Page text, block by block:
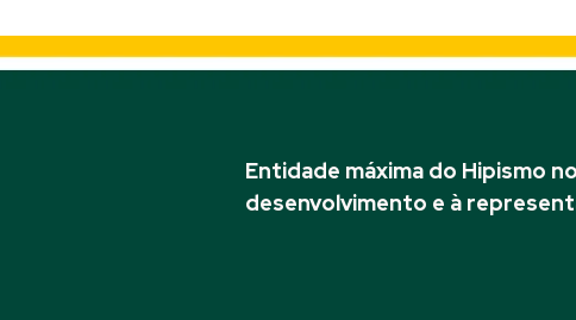
Entidade máxima do Hipismo
desenvolvimento e à